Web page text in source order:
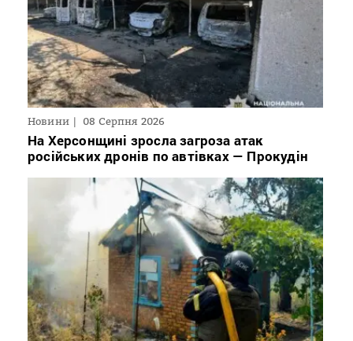
Новини 08 Серпня 2026
На Херсонщині зросла загроза атак
російських дронів по автівках — Прокудін